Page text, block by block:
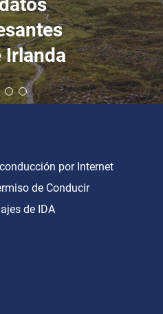
Irlanda
por Internet
de Conducir
de IDA